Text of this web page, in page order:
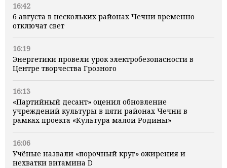
16:42
6 августа в нескольких районах Чечни временно
отключат свет
16:19
Энергетики провели урок электробезопасности в
Центре творчества Грозного
16:13
«Партийный десант» оценил обновление
учреждений культуры в пяти районах Чечни в
рамках проекта «Культура малой Родины»
16:06
Учёные назвали «порочный круг» ожирения и
нехватки витамина D